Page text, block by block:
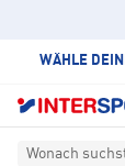
WÄHLE
Wonach